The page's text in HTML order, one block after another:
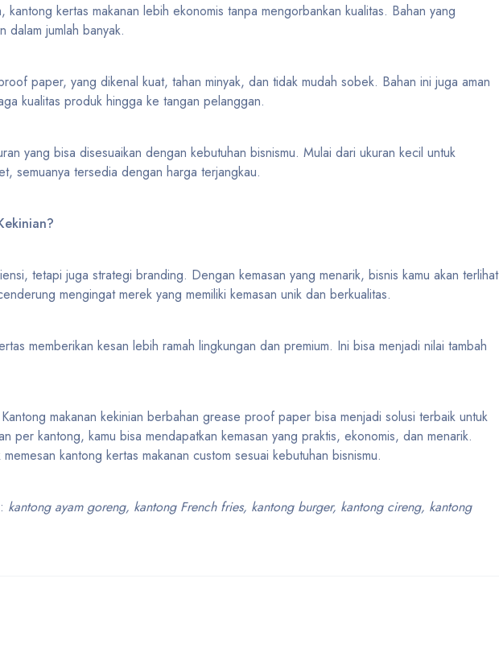
kertas makanan lebih ekonomis tanpa mengorbankan kualitas. Bahan yang
dalam jumlah banyak.
paper, yang dikenal kuat, tahan minyak, dan tidak mudah sobek. Bahan ini juga aman
kualitas produk hingga ke tangan pelanggan.
yang bisa disesuaikan dengan kebutuhan bisnismu. Mulai dari ukuran kecil untuk
semuanya tersedia dengan harga terjangkau.
tetapi juga strategi branding. Dengan kemasan yang menarik, bisnis kamu akan terlihat
mengingat merek yang memiliki kemasan unik dan berkualitas.
memberikan kesan lebih ramah lingkungan dan premium. Ini bisa menjadi nilai tambah
makanan kekinian berbahan grease proof paper bisa menjadi solusi terbaik untuk
kantong, kamu bisa mendapatkan kemasan yang praktis, ekonomis, dan menarik.
memesan kantong kertas makanan custom sesuai kebutuhan bisnismu.
kantong ayam goreng, kantong French fries, kantong burger, kantong cireng, kantong